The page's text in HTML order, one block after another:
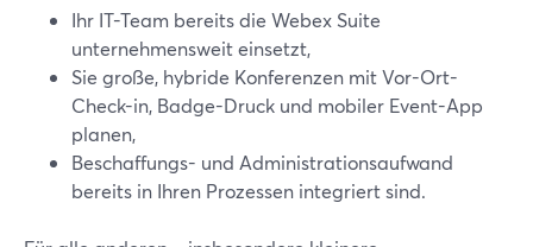
Ihr IT-Team bereits die Webex Suite
unternehmensweit einsetzt,
Sie große, hybride Konferenzen mit Vor-Ort-
Check-in, Badge-Druck und mobiler Event-App
planen,
Beschaffungs- und Administrationsaufwand
bereits in Ihren Prozessen integriert sind.